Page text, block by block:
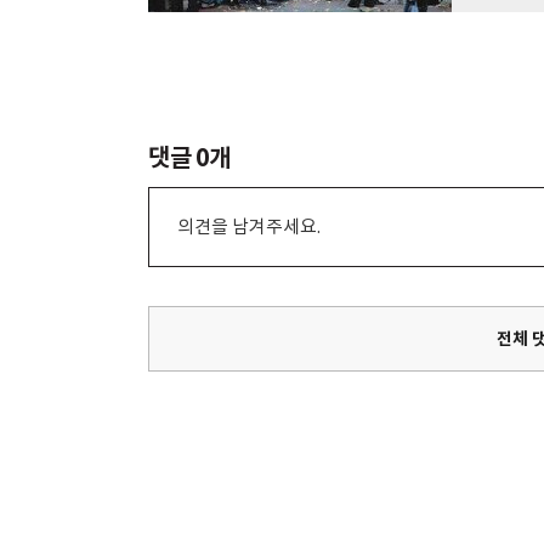
댓글0개
의견을 남겨주세요.
전체